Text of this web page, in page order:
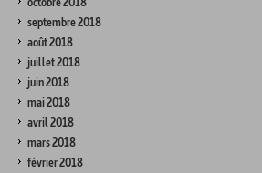
septembre 2018
août 2018
juillet 2018
juin 2018
mai 2018
avril 2018
mars 2018
février 2018